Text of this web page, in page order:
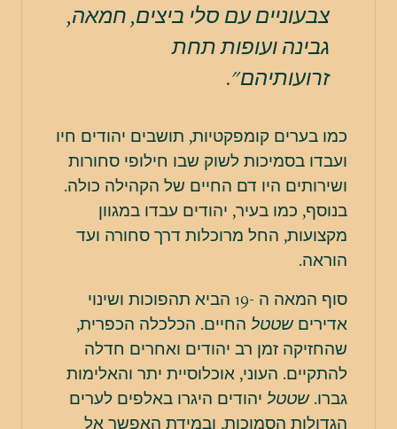
צבעוניים עם סלי ביצים, חמאה,
גבינה ועופות תחת
זרועותיהם".
כמו בערים קומפקטיות, תושבים יהודים חיו
ועבדו בסמיכות לשוק שבו חילופי סחורות
ושירותים היו דם החיים של הקהילה כולה.
בנוסף, כמו בעיר, יהודים עבדו במגוון
מקצועות, החל מרוכלות דרך סחורה ועד
הוראה.
סוף המאה ה -19 הביא תהפוכות ושינוי
אדיריםשטטל החיים. הכלכלה הכפרית,
שהחזיקה זמן רב יהודים ואחרים חדלה
להתקיים. העוני, אוכלוסיית יתר והאלימות
גברו.שטטל יהודים היגרו באלפים לערים
הגדולות הסמוכות, ובמידת האפשר אל